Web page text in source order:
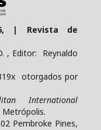
| Revista de
, Editor: Reynaldo
otorgados por
International
Pembroke Pines,